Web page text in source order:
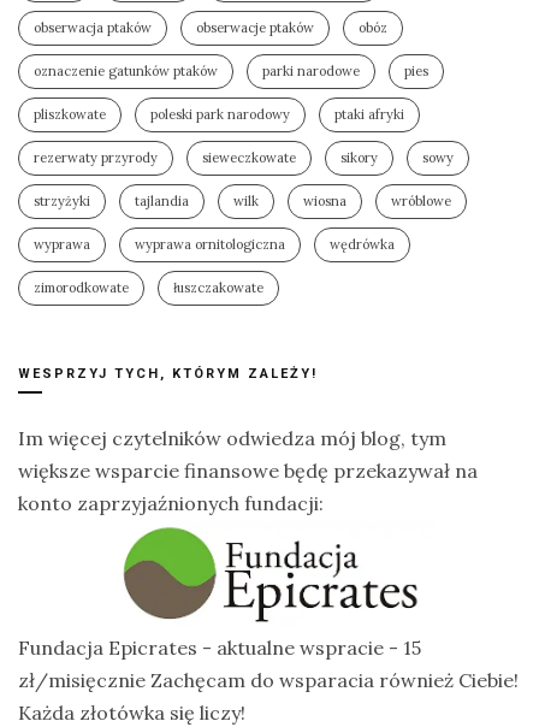
obserwacja ptaków obserwacje ptaków obóz
oznaczenie gatunków ptaków parki narodowe pies
pliszkowate poleski park narodowy ptaki afryki
rezerwaty przyrody sieweczkowate sikory sowy
strzyżyki tajlandia wilk wiosna wróblowe
wyprawa wyprawa ornitologiczna wędrówka
zimorodkowate łuszczakowate
WESPRZYJ TYCH, KTÓRYM ZALEŻY!
Im więcej czytelników odwiedza mój blog, tym
większe wsparcie finansowe będę przekazywał na
konto zaprzyjaźnionych fundacji:
Fundacja Epicrates - aktualne wspracie - 15
zł/misięcznie Zachęcam do wsparacia również Ciebie!
Każda złotówka się liczy!